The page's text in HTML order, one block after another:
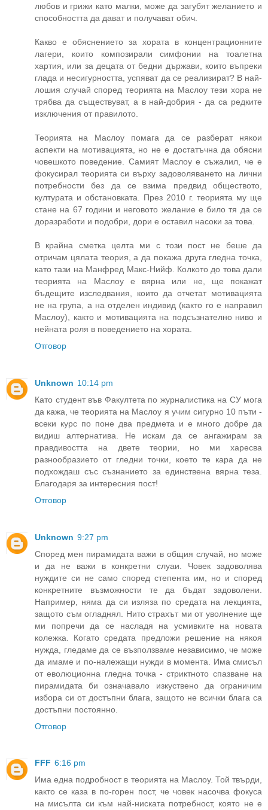
любов и грижи като малки, може да загубят желанието и
способността да дават и получават обич.
Какво е обяснението за хората в концентрационните
лагери, които композирали симфонии на тоалетна
хартия, или за децата от бедни държави, които въпреки
глада и несигурността, успяват да се реализират? В най-
лошия случай според теорията на Маслоу тези хора не
трябва да съществуват, а в най-добрия - да са редките
изключения от правилото.
Теорията на Маслоу помага да се разберат някои
аспекти на мотивацията, но не е достатъчна да обясни
човешкото поведение. Самият Маслоу е съжалил, че е
фокусирал теорията си върху задоволяването на лични
потребности без да се взима предвид обществото,
културата и обстановката. През 2010 г. теорията му ще
стане на 67 години и неговото желание е било тя да се
доразработи и подобри, дори е оставил насоки за това.
В крайна сметка целта ми с този пост не беше да
отричам цялата теория, а да покажа друга гледна точка,
като тази на Манфред Макс-Нийф. Колкото до това дали
теорията на Маслоу е вярна или не, ще покажат
бъдещите изследвания, които да отчетат мотивацията
не на група, а на отделен индивид (както го е направил
Маслоу), както и мотивацията на подсъзнателно ниво и
нейната роля в поведението на хората.
Отговор
Unknown 10:14 pm
Като студент във Факултета по журналистика на СУ мога
да кажа, че теорията на Маслоу я учим сигурно 10 пъти -
всеки курс по поне два предмета и е много добре да
видиш алтернатива. Не искам да се ангажирам за
правдивостта на двете теории, но ми харесва
разнообразието от гледни точки, което те кара да не
подхождаш със съзнанието за единствена вярна теза.
Благодаря за интересния пост!
Отговор
Unknown 9:27 pm
Според мен пирамидата важи в общия случай, но може
и да не важи в конкретни слуаи. Човек задоволява
нуждите си не само според степента им, но и според
конкретните възможности те да бъдат задоволени.
Например, няма да си изляза по средата на лекцията,
защото съм огладнял. Нито страхът ми от уволнение ще
ми попречи да се насладя на усмивките на новата
колежка. Когато средата предложи решение на някоя
нужда, гледаме да се възползваме независимо, че може
да имаме и по-належащи нужди в момента. Има смисъл
от еволюционна гледна точка - стриктното спазване на
пирамидата би означавало изкуствено да ограничим
избора си от достъпни блага, защото не всички блага са
достъпни постоянно.
Отговор
FFF 6:16 pm
Има една подробност в теорията на Маслоу. Той твърди,
както се каза в по-горен пост, че човек насочва фокуса
на мисълта си към най-ниската потребност, която не е